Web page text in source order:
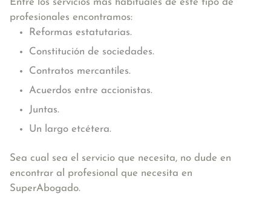
Entre los servicios más habituales de este tipo de
profesionales encontramos:
Reformas estatutarias.
Constitución de sociedades.
Contratos mercantiles.
Acuerdos entre accionistas.
Juntas.
Un largo etcétera.
Sea cual sea el servicio que necesita, no dude en
encontrar al profesional que necesita en
SuperAbogado.